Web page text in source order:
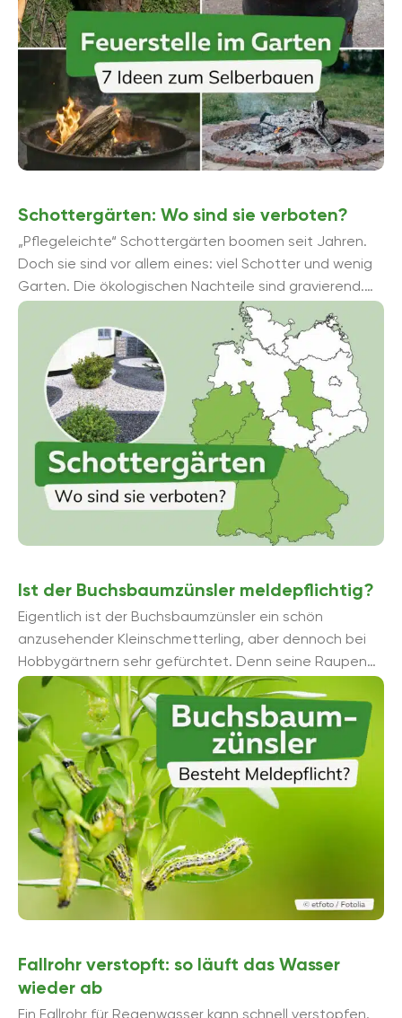
Schottergärten: Wo sind sie verboten?
„Pflegeleichte“ Schottergärten boomen seit Jahren.
Doch sie sind vor allem eines: viel Schotter und wenig
Garten. Die ökologischen Nachteile sind gravierend.
Immer mehr Kommunen in Deutschland verbieten sie
ausdrü...
Ist der Buchsbaumzünsler meldepflichtig?
Eigentlich ist der Buchsbaumzünsler ein schön
anzusehender Kleinschmetterling, aber dennoch bei
Hobbygärtnern sehr gefürchtet. Denn seine Raupen
sind gefräßige Pflanzenschädlinge. Erfahren Sie hier, ob
...
Fallrohr verstopft: so läuft das Wasser
wieder ab
Ein Fallrohr für Regenwasser kann schnell verstopfen.